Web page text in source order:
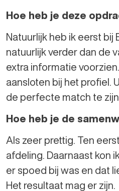
Hoe heb je deze
Natuurlijk heb ik eerst
natuurlijk verder dan de
extra informatie
aansloten bij het profiel.
de perfecte match te
Hoe heb je de
Als zeer prettig. Ten
afdeling. Daarnaast kon
er spoed bij was en dat
Het resultaat mag er zijn.